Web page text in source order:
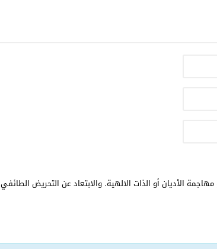
الأديان أو الذات الالهية. والابتعاد عن التحريض الطائفي